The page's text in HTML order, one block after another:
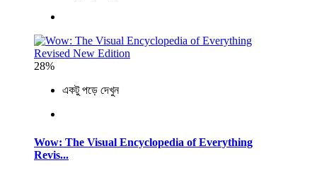
28%
একটু পড়ে দেখুন
Wow: The Visual Encyclopedia of Everything
Revis...